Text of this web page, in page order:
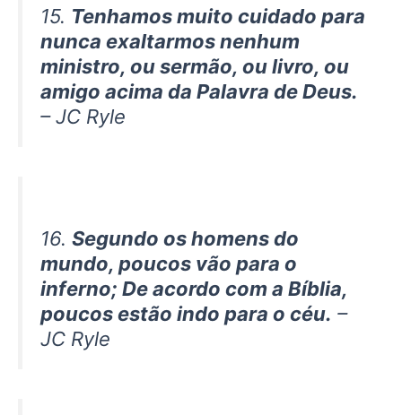
15. Tenhamos muito cuidado para
nunca exaltarmos nenhum
ministro, ou sermão, ou livro, ou
amigo acima da Palavra de Deus.
– JC Ryle
16. Segundo os homens do
mundo, poucos vão para o
inferno; De acordo com a Bíblia,
poucos estão indo para o céu. –
JC Ryle